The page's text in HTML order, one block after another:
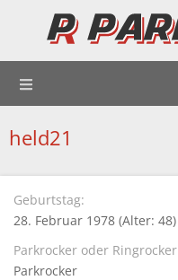
held21
Geburtstag
28. Februar 1978 (Alter: 48)
Parkrocker oder Ringrocker
Parkrocker